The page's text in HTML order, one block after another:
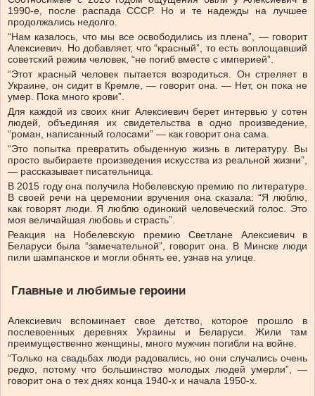
1990-е, после распада СССР. Но и те надежды на лучшее
продолжались недолго.
“Нам казалось, что мы все освободились из плена”, — говорит
Алексиевич. Но добавляет, что “красный”, то есть воплощавший
советский режим человек, “не погиб вместе с империей”.
“Этот красный человек пытается возродиться. Он стреляет в
Украине, он сидит в Кремле, — говорит она. — Нет, он пока не
умер. Пока много крови”.
Для каждой из своих книг Алексиевич берет интервью у сотен
людей, объединяя их свидетельства в одно произведение,
“роман, написанный голосами” — как говорит она сама.
“Это попытка превратить обыденную жизнь в литературу. Вы
просто выбираете произведения искусства из реальной жизни”,
— рассказывает писательница.
В 2015 году она получила Нобелевскую премию по литературе.
В своей речи на церемонии вручения она сказала: “Я люблю,
как говорят люди. Я люблю одинокий человеческий голос. Это
моя величайшая любовь и страсть”.
Реакция на Нобелевскую премию Светлане Алексиевич в
Беларуси была “замечательной”, говорит она. В Минске люди
пили шампанское и могли обнять ее, узнав на улице.
Главные и любимые героини
Алексиевич вспоминает свое детство, которое прошло в
послевоенных деревнях Украины и Беларуси. Жили там
преимущественно женщины, много мужчин погибли на войне.
“Только на свадьбах люди радовались, но они случались очень
редко, потому что большинство молодых людей умерли”, —
говорит она о тех днях конца 1940-х и начала 1950-х.